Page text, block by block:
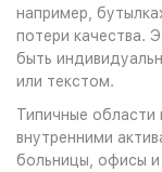
например,
потери качества.
быть
или текстом.
Типичные области
внутренними
больницы, офисы